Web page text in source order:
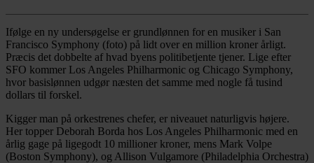
Ifølge en ny undersøgelse er grundlønnen for en musiker i San
Francisco Symphony (foto) på lidt over en million kroner årligt.
Præcis det dobbelte af hvad byens politibetjente tjener. Lige efter
SFO kommer Los Angeles Philharmonic og Chicago Symphony,
hvor basislønnen udgør næsten det samme med nogle få tusind
dollars til forskel.
Kigger man på orkestrenes chefer, er niveauet naturligvis højere.
Her topper Deborah Borda hos Los Angeles Philharmonic med en
årlig gage på ligegodt 10 millioner kroner, mens Mark Volpe
(Boston Symphony), og Allison Vulgamore (Philadelphia Orchestra)